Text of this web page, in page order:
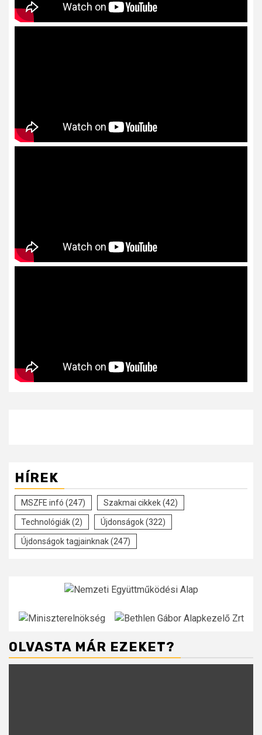
HÍREK
MSZFE infó (247) Szakmai cikkek(42)
Technológiák(2) Újdonságok(322)
Újdonságok tagjainknak(247)
OLVASTA MÁR EZEKET?